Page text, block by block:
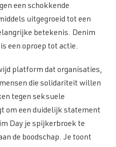
een schokkende
uitgegroeid tot een
betekenis. Denim
een oproep tot actie.
platform dat organisaties,
die solidariteit willen
tegen seksuele
om een duidelijk statement
Day je spijkerbroek te
de boodschap. Je toont